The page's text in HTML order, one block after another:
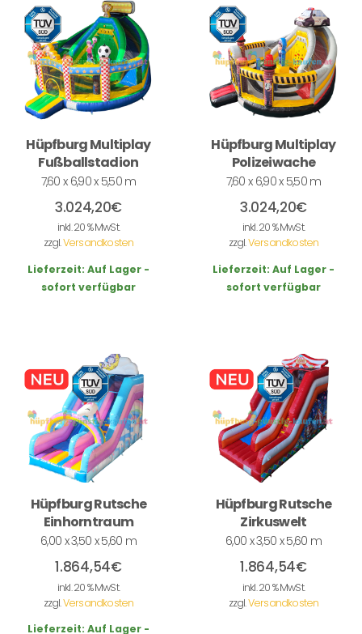
Hüpfburg Multiplay
Fußballstadion
7,60 x 6,90 x 5,50 m
3.024,20€
inkl. 20 % MwSt.
zzgl.Versandkosten
Lieferzeit: Auf Lager -
sofort verfügbar
Hüpfburg Multiplay
Polizeiwache
7,60 x 6,90 x 5,50 m
3.024,20€
inkl. 20 % MwSt.
zzgl.Versandkosten
Lieferzeit: Auf Lager -
sofort verfügbar
Hüpfburg Rutsche
Einhorntraum
6,00 x 3,50 x 5,60 m
1.864,54€
inkl. 20 % MwSt.
zzgl.Versandkosten
Lieferzeit: Auf Lager -
Hüpfburg Rutsche
Zirkuswelt
6,00 x 3,50 x 5,60 m
1.864,54€
inkl. 20 % MwSt.
zzgl.Versandkosten